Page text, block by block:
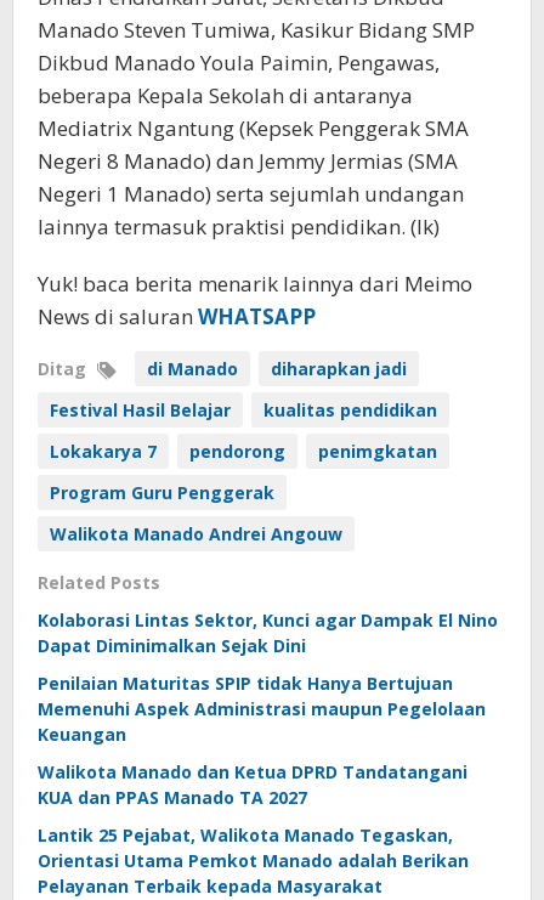
Manado Steven Tumiwa, Kasikur Bidang SMP
Dikbud Manado Youla Paimin, Pengawas,
beberapa Kepala Sekolah di antaranya
Mediatrix Ngantung (Kepsek Penggerak SMA
Negeri 8 Manado) dan Jemmy Jermias (SMA
Negeri 1 Manado) serta sejumlah undangan
lainnya termasuk praktisi pendidikan. (lk)
Yuk! baca berita menarik lainnya dari Meimo
News di saluran WHATSAPP
Ditag di Manado
diharapkan jadi
Festival Hasil Belajar
kualitas pendidikan
Lokakarya 7
pendorong
penimgkatan
Program Guru Penggerak
Walikota Manado Andrei Angouw
Related Posts
Kolaborasi Lintas Sektor, Kunci agar Dampak El Nino
Dapat Diminimalkan Sejak Dini
Penilaian Maturitas SPIP tidak Hanya Bertujuan
Memenuhi Aspek Administrasi maupun Pegelolaan
Keuangan
Walikota Manado dan Ketua DPRD Tandatangani
KUA dan PPAS Manado TA 2027
Lantik 25 Pejabat, Walikota Manado Tegaskan,
Orientasi Utama Pemkot Manado adalah Berikan
Pelayanan Terbaik kepada Masyarakat